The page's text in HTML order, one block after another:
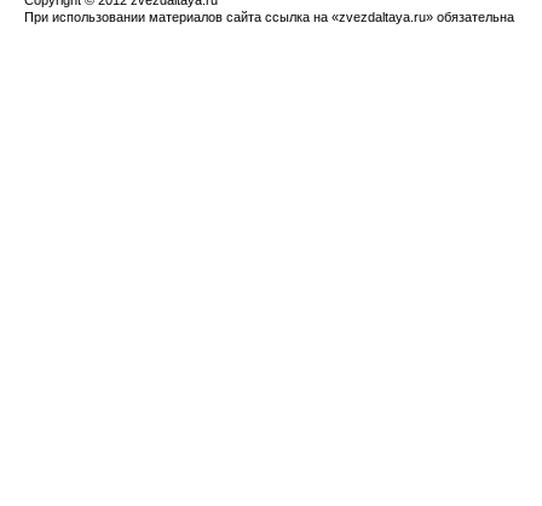
При использовании материалов сайта ссылка на «zvezdaltaya.ru» обязательна